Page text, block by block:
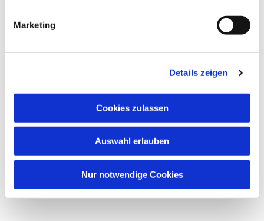
Marketing
Details zeigen
Cookies zulassen
Auswahl erlauben
Nur notwendige Cookies